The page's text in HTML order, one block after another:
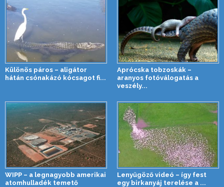
Különös páros – aligátor
hátán csónakázó kócsagot fi...
Aprócska tobzoskák –
aranyos fotóválogatás a
veszély...
WIPP – a legnagyobb amerikai
atomhulladék temető
Lenyűgöző videó – így fest
egy birkanyáj terelése a ...